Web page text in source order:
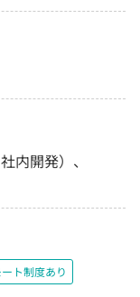
内開発）、
ト制度あり